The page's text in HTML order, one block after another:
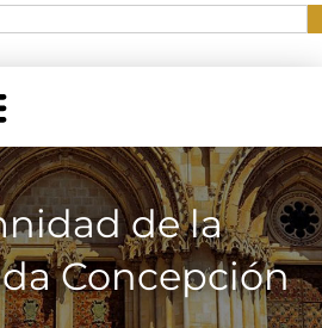
de la
Concepción